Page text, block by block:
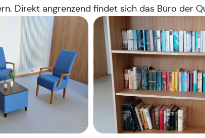
Direkt angrenzend findet sich das Büro der